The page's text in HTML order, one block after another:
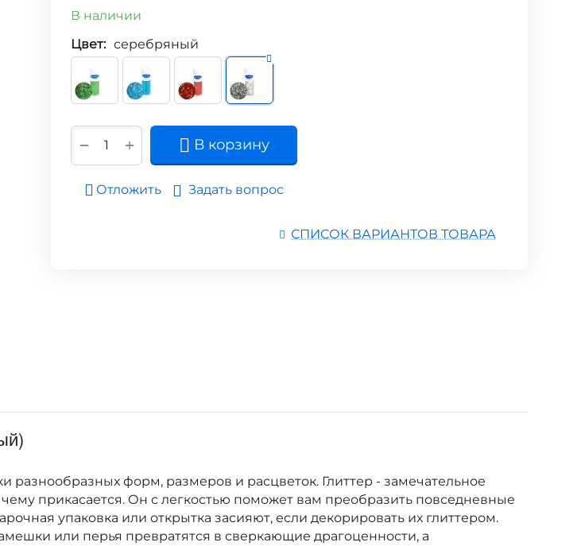
В наличии
Цвет: серебряный
+
− В корзину
Отложить Задать вопрос
СПИСОК ВАРИАНТОВ ТОВАРА
разнообразных форм, размеров и расцветок. Глиттер - замечательное
прикасается. Он с легкостью поможет вам преобразить повседневные
упаковка или открытка засияют, если декорировать их глиттером.
или перья превратятся в сверкающие драгоценности, а